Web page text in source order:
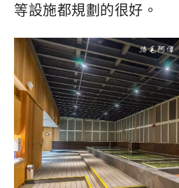
等設施都規劃的很好。